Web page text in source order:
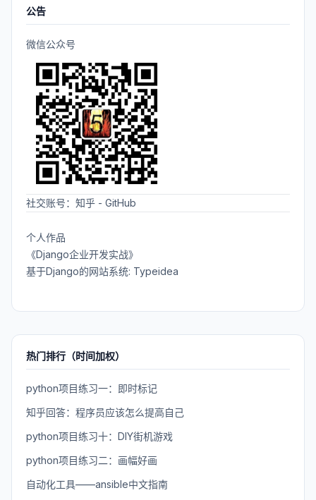
公告
微信公众号
社交账号： 知乎 - GitHub
个人作品
《Django企业开发实战》
基于Django的网站系统: Typeidea
热门排行（时间加权）
python项目练习一：即时标记
知乎回答：程序员应该怎么提高自己
python项目练习十：DIY街机游戏
python项目练习二：画幅好画
自动化工具——ansible中文指南